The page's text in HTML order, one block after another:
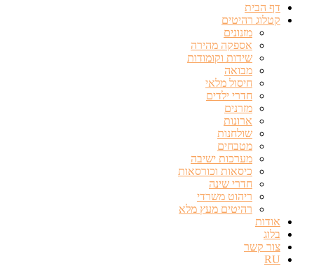
דף הבית
קטלוג רהיטים
מזנונים
אספקה מהירה
שידות וקומודות
מבואה
חיסול מלאי
חדרי ילדים
מזרנים
ארונות
שולחנות
מטבחים
מערכות ישיבה
כיסאות וכורסאות
חדרי שינה
ריהוט משרדי
רהיטים מעץ מלא
אודות
בלוג
צור קשר
RU